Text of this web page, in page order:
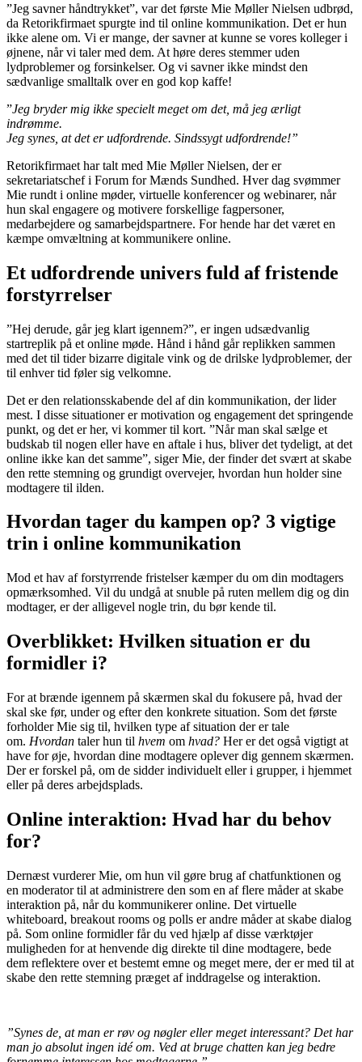
”Jeg savner håndtrykket”, var det første Mie Møller Nielsen udbrød,
da Retorikfirmaet spurgte ind til online kommunikation. Det er hun
ikke alene om. Vi er mange, der savner at kunne se vores kolleger i
øjnene, når vi taler med dem. At høre deres stemmer uden
lydproblemer og forsinkelser. Og vi savner ikke mindst den
sædvanlige smalltalk over en god kop kaffe!
”Jeg bryder mig ikke specielt meget om det, må jeg ærligt
indrømme.
Jeg synes, at det er udfordrende. Sindssygt udfordrende!”
Retorikfirmaet har talt med Mie Møller Nielsen, der er
sekretariatschef i Forum for Mænds Sundhed. Hver dag svømmer
Mie rundt i online møder, virtuelle konferencer og webinarer, når
hun skal engagere og motivere forskellige fagpersoner,
medarbejdere og samarbejdspartnere. For hende har det været en
kæmpe omvæltning at kommunikere online.
Et udfordrende univers fuld af fristende
forstyrrelser
”Hej derude, går jeg klart igennem?”, er ingen udsædvanlig
startreplik på et online møde. Hånd i hånd går replikken sammen
med det til tider bizarre digitale vink og de drilske lydproblemer, der
til enhver tid føler sig velkomne.
Det er den relationsskabende del af din kommunikation, der lider
mest. I disse situationer er motivation og engagement det springende
punkt, og det er her, vi kommer til kort. ”Når man skal sælge et
budskab til nogen eller have en aftale i hus, bliver det tydeligt, at det
online ikke kan det samme”, siger Mie, der finder det svært at skabe
den rette stemning og grundigt overvejer, hvordan hun holder sine
modtagere til ilden.
Hvordan tager du kampen op? 3 vigtige
trin i online kommunikation
Mod et hav af forstyrrende fristelser kæmper du om din modtagers
opmærksomhed. Vil du undgå at snuble på ruten mellem dig og din
modtager, er der alligevel nogle trin, du bør kende til.
Overblikket: Hvilken situation er du
formidler i?
For at brænde igennem på skærmen skal du fokusere på, hvad der
skal ske før, under og efter den konkrete situation. Som det første
forholder Mie sig til, hvilken type af situation der er tale
om. Hvordan taler hun til hvem om hvad? Her er det også vigtigt at
have for øje, hvordan dine modtagere oplever dig gennem skærmen.
Der er forskel på, om de sidder individuelt eller i grupper, i hjemmet
eller på deres arbejdsplads.
Online interaktion: Hvad har du behov
for?
Dernæst vurderer Mie, om hun vil gøre brug af chatfunktionen og
en moderator til at administrere den som en af flere måder at skabe
interaktion på, når du kommunikerer online. Det virtuelle
whiteboard, breakout rooms og polls er andre måder at skabe dialog
på. Som online formidler får du ved hjælp af disse værktøjer
muligheden for at henvende dig direkte til dine modtagere, bede
dem reflektere over et bestemt emne og meget mere, der er med til at
skabe den rette stemning præget af inddragelse og interaktion.
”Synes de, at man er røv og nøgler eller meget interessant? Det har
man jo absolut ingen idé om. Ved at bruge chatten kan jeg bedre